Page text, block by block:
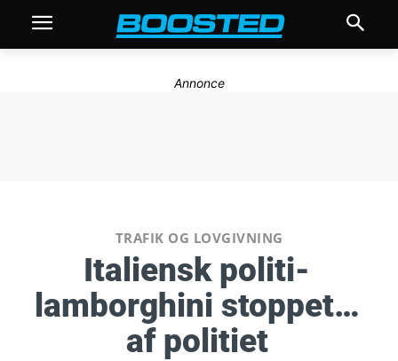
Annonce
TRAFIK OG LOVGIVNING
Italiensk politi-
lamborghini stoppet…
af politiet